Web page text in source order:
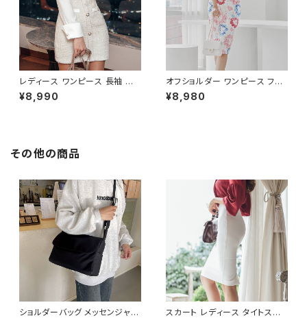
レディース ワンピース 長袖 シャ
ツワンピース ツイード切替 ミニ
ワンピース 上品 フォーマル ホ
冬 着痩せ効果 きちんと見え カ
¥8,990
オフショルダー ワンピース フラ
ワー柄 タイトワンピース ドレス
花柄ワンピ 春夏 エレガント 大
¥8,980
その他の商品
ショルダーバッグ メッセンジャー
スカート レディース タイトスカ